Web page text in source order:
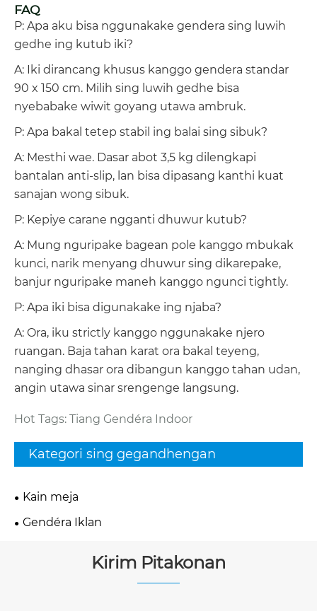
FAQ
P: Apa aku bisa nggunakake gendera sing luwih
gedhe ing kutub iki?
A: Iki dirancang khusus kanggo gendera standar
90 x 150 cm. Milih sing luwih gedhe bisa
nyebabake wiwit goyang utawa ambruk.
P: Apa bakal tetep stabil ing balai sing sibuk?
A: Mesthi wae. Dasar abot 3,5 kg dilengkapi
bantalan anti-slip, lan bisa dipasang kanthi kuat
sanajan wong sibuk.
P: Kepiye carane ngganti dhuwur kutub?
A: Mung nguripake bagean pole kanggo mbukak
kunci, narik menyang dhuwur sing dikarepake,
banjur nguripake maneh kanggo ngunci tightly.
P: Apa iki bisa digunakake ing njaba?
A: Ora, iku strictly kanggo nggunakake njero
ruangan. Baja tahan karat ora bakal teyeng,
nanging dhasar ora dibangun kanggo tahan udan,
angin utawa sinar srengenge langsung.
Hot Tags: Tiang Gendéra Indoor
Kategori sing gegandhengan
Kain meja
Gendéra Iklan
Kirim Pitakonan